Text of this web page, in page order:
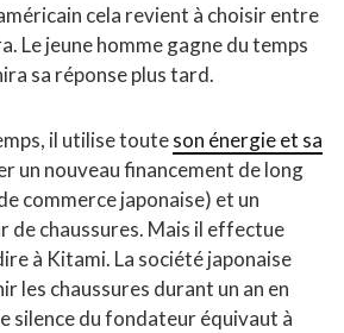
cela revient à choisir entre
Le jeune homme gagne du temps
sa réponse plus tard.
il utilise touteson énergie et sa
un nouveau financement de long
commerce japonaise) et un
de chaussures. Mais il effectue
à Kitami. La société japonaise
les chaussures durant un an en
silence du fondateur équivaut à